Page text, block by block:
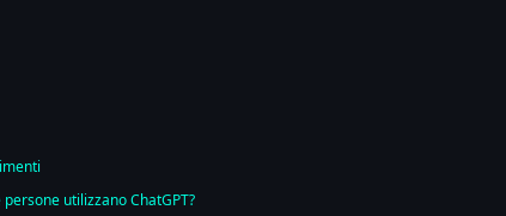
utilizzano ChatGPT?